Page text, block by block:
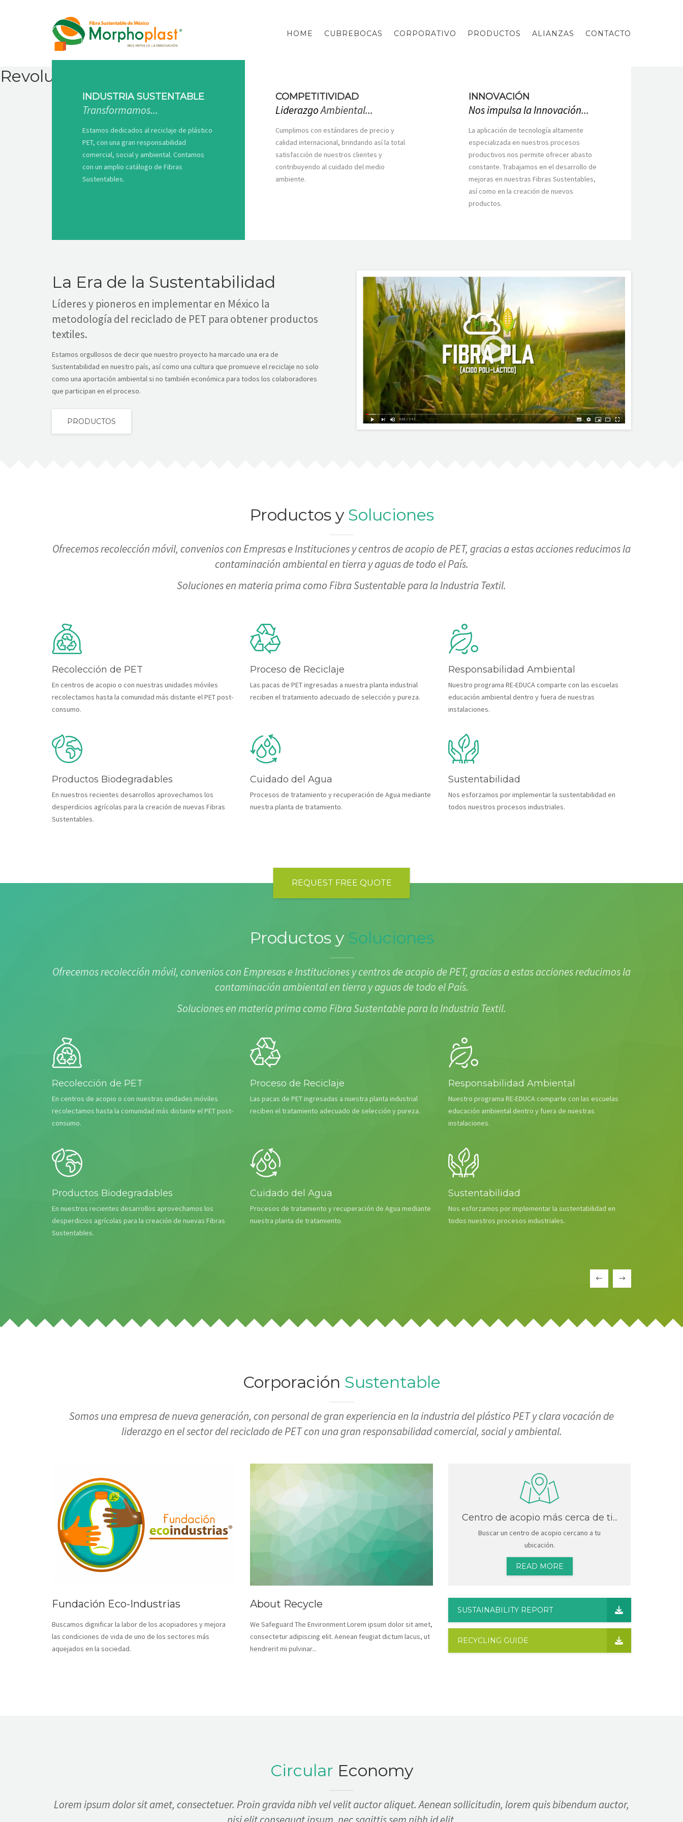
HOME CUBREBOCAS CORPORATIVO PRODUCTOS ALIANZAS CONTACTO
Revolution slider is not installed
INDUSTRIA SUSTENTABLE
Transformamos...
Estamos dedicados al reciclaje de plástico
PET, con una gran responsabilidad
comercial, social y ambiental. Contamos
con un amplio catálogo de Fibras
Sustentables.
COMPETITIVIDAD
LiderazgoAmbiental...
Cumplimos con estándares de precio y
calidad internacional, brindando así la total
satisfacción de nuestros clientes y
contribuyendo al cuidado del medio
ambiente.
INNOVACIÓN
Nosimpulsala Innovación...
La aplicación de tecnología altamente
especializada en nuestros procesos
productivos nos permite ofrecer abasto
constante. Trabajamos en el desarrollo de
mejoras en nuestras Fibras Sustentables,
así como en la creación de nuevos
productos.
La Era de la Sustentabilidad
Líderes y pioneros en implementar en México la
metodología del reciclado de PET para obtener productos
textiles.
Estamos orgullosos de decir que nuestro proyecto ha marcado una era de
Sustentabilidad en nuestro país, así como una cultura que promueve el reciclaje no solo
como una aportación ambiental si no también económica para todos los colaboradores
que participan en el proceso.
PRODUCTOS
Productos y Soluciones
Ofrecemos recolección móvil, convenios con Empresas e Instituciones y centros de acopio de PET, gracias a estas acciones reducimos la
contaminación ambiental en tierra y aguas de todo el País.
Soluciones en materia prima como Fibra Sustentable para la Industria Textil.
Recolección de PET
En centros de acopio o con nuestras unidades móviles
recolectamos hasta la comunidad más distante el PET post-
consumo.
Proceso de Reciclaje
Las pacas de PET ingresadas a nuestra planta industrial
reciben el tratamiento adecuado de selección y pureza.
Responsabilidad Ambiental
Nuestro programa RE-EDUCA comparte con las escuelas
educación ambiental dentro y fuera de nuestras
instalaciones.
Productos Biodegradables
En nuestros recientes desarrollos aprovechamos los
desperdicios agrícolas para la creación de nuevas Fibras
Sustentables.
Cuidado del Agua
Procesos de tratamiento y recuperación de Agua mediante
nuestra planta de tratamiento.
Sustentabilidad
Nos esforzamos por implementar la sustentabilidad en
todos nuestros procesos industriales.
REQUEST FREE QUOTE
Productos y Soluciones
Ofrecemos recolección móvil, convenios con Empresas e Instituciones y centros de acopio de PET, gracias a estas acciones reducimos la
contaminación ambiental en tierra y aguas de todo el País.
Soluciones en materia prima como Fibra Sustentable para la Industria Textil.
Recolección de PET
En centros de acopio o con nuestras unidades móviles
recolectamos hasta la comunidad más distante el PET post-
consumo.
Proceso de Reciclaje
Las pacas de PET ingresadas a nuestra planta industrial
reciben el tratamiento adecuado de selección y pureza.
Responsabilidad Ambiental
Nuestro programa RE-EDUCA comparte con las escuelas
educación ambiental dentro y fuera de nuestras
instalaciones.
Productos Biodegradables
En nuestros recientes desarrollos aprovechamos los
desperdicios agrícolas para la creación de nuevas Fibras
Sustentables.
Cuidado del Agua
Procesos de tratamiento y recuperación de Agua mediante
nuestra planta de tratamiento.
Sustentabilidad
Nos esforzamos por implementar la sustentabilidad en
todos nuestros procesos industriales.
Corporación Sustentable
Somos una empresa de nueva generación, con personal de gran experiencia en la industria del plástico PET y clara vocación de
liderazgo en el sector del reciclado de PET con una gran responsabilidad comercial, social y ambiental.
Fundación Eco-Industrias
Buscamos dignificar la labor de los acopiadores y mejora
las condiciones de vida de uno de los sectores más
aquejados en la sociedad.
About Recycle
We Safeguard The Environment Lorem ipsum dolor sit amet,
consectetur adipiscing elit. Aenean feugiat dictum lacus, ut
hendrerit mi pulvinar...
Centro de acopio más cerca de ti...
Buscar un centro de acopio cercano a tu
ubicación.
READ MORE
SUSTAINABILITY REPORT
RECYCLING GUIDE
Circular Economy
Lorem ipsum dolor sit amet, consectetuer. Proin gravida nibh vel velit auctor aliquet. Aenean sollicitudin, lorem quis bibendum auctor,